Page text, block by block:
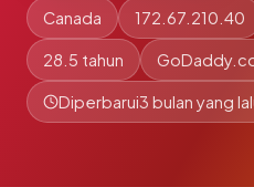
Canada 172.67.210.40
28.5 tahun
Diperbarui3 bulan yang